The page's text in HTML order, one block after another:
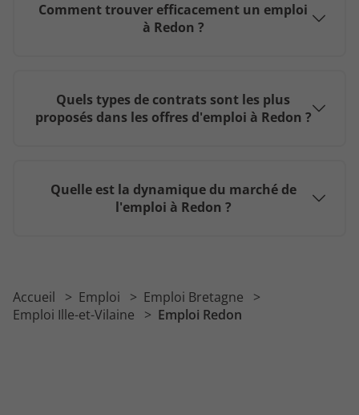
Comment trouver efficacement un emploi
à Redon ?
Quels types de contrats sont les plus
proposés dans les offres d'emploi à Redon ?
Quelle est la dynamique du marché de
l'emploi à Redon ?
Accueil Emploi
Emploi Bretagne
Emploi Ille-et-Vilaine
Emploi Redon